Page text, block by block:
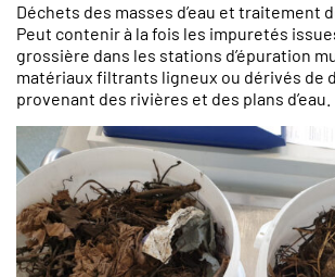
Déchets des masses d’eau et traitement
Peut contenir à la fois les impuretés
grossière dans les stations d’épuration
matériaux filtrants ligneux ou dérivés de
provenant des rivières et des plans d’eau.